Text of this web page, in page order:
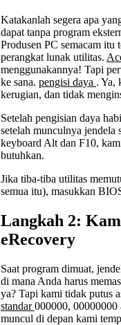
Katakanlah segera apa
dapat tanpa program
Produsen PC semacam itu
perangkat lunak utilitas.
menggunakannya! Tapi
ke sana. pengisi daya . Ya,
kerugian, dan tidak
Setelah pengisian daya
setelah munculnya jendela
keyboard Alt dan F10,
butuhkan.
Jika tiba-tiba utilitas
semua itu), masukkan
Langkah 2:
eRecovery
Saat program dimuat,
di mana Anda harus
ya? Tapi kami tidak putus
standar000000,
muncul di depan kami